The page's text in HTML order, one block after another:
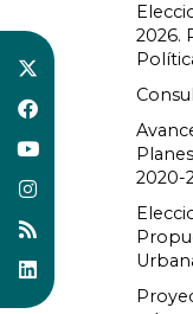
2026.
2020-